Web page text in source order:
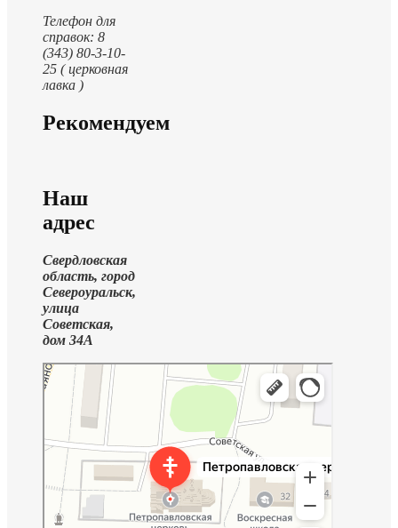
Телефон для
справок: 8
(343) 80-3-10-
25 ( церковная
лавка )
Рекомендуем
Наш
адрес
Свердловская
область, город
Североуральск,
улица
Советская,
дом 34А